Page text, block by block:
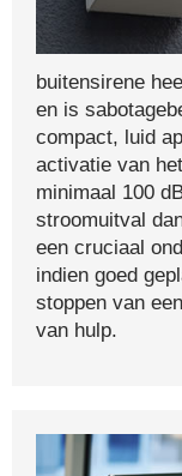
buitensirene
en is
compact, luid
activatie van
minimaal 100
stroomuitval
een cruciaal
indien goed
stoppen van
van hulp.